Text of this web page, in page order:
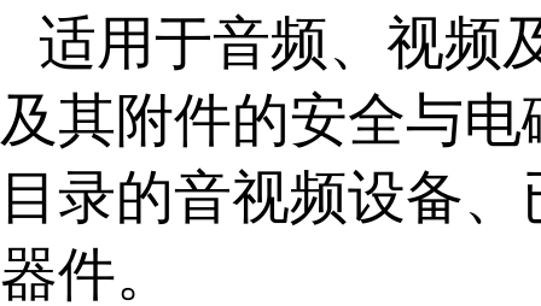
适用于音频、视频
及其附件的安全与
目录的音视频设备
器件。